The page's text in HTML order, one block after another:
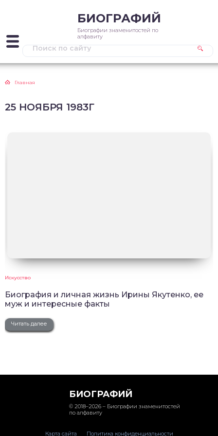
БИОГРАФИЙ
Биографии знаменитостей по
алфавиту
Главная
25 НОЯБРЯ 1983Г
Искусство
Биография и личная жизнь Ирины Якутенко, ее
муж и интересные факты
Читать далее
БИОГРАФИЙ
© 2018–2026 – Биографии знаменитостей
по алфавиту
Карта сайта Политика конфиденциальности